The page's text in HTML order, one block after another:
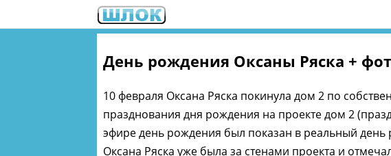
День рождения Оксаны Ряска +
10 февраля Оксана Ряска покинула дом 2 по
празднования дня рождения на проекте дом 2
эфире день рождения был показан в реальный
Оксана Ряска уже была за стенами проекта и